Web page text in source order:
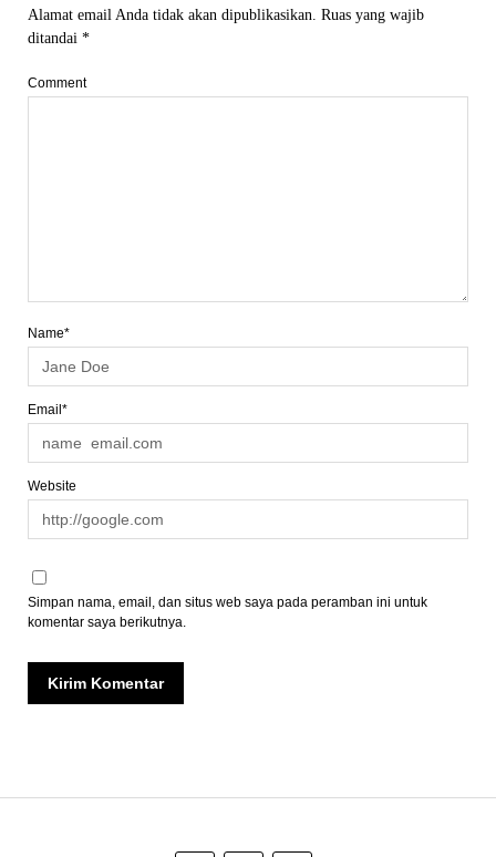
Alamat email Anda tidak akan dipublikasikan. Ruas yang wajib
ditandai *
Comment
Name*
Email*
Website
Simpan nama, email, dan situs web saya pada peramban ini untuk
komentar saya berikutnya.